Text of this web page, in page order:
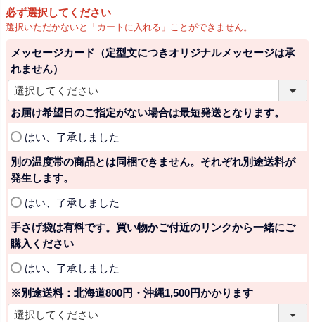
必ず選択してください
選択いただかないと「カートに入れる」ことができません。
メッセージカード（定型文につきオリジナルメッセージは承
れません）
必
須
)
お届け希望日のご指定がない場合は最短発送となります。
須
はい、了承しました
別の温度帯の商品とは同梱できません。それぞれ別途送料が
発生します。
(
須
はい、了承しました
手さげ袋は有料です。買い物かご付近のリンクから一緒にご
購入ください
(
須
)
はい、了承しました
※別途送料：北海道800円・沖縄1,500円かかります